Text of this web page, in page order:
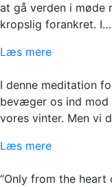
at gå verden i møde
kropslig forankret. I…
Læs mere
I denne meditation
bevæger os ind
vores vinter. Men vi
Læs mere
“Only from the heart